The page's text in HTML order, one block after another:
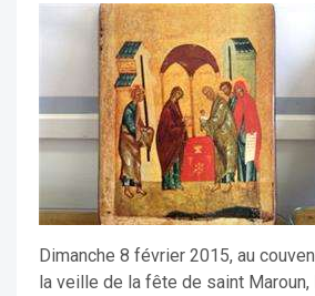
Dimanche 8 février 2015, au
la veille de la fête de saint Maroun,